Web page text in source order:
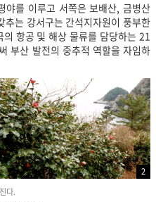
야를 이루고 서쪽은 보배산, 금병산
는 강서구는 간석지자원이 풍부한
항공 및 해상 물류를 담당하는 21
부산 발전의 중추적 역할을 자임하
2
다.